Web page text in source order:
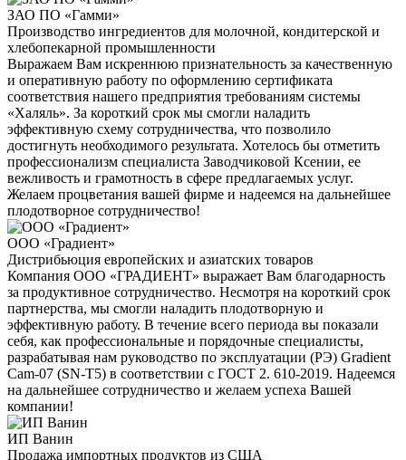
ЗАО ПО «Гамми»
Производство ингредиентов для молочной, кондитерской и
хлебопекарной промышленности
Выражаем Вам искреннюю признательность за качественную
и оперативную работу по оформлению сертификата
соответствия нашего предприятия требованиям системы
«Халяль». За короткий срок мы смогли наладить
эффективную схему сотрудничества, что позволило
достигнуть необходимого результата. Хотелось бы отметить
профессионализм специалиста Заводчиковой Ксении, ее
вежливость и грамотность в сфере предлагаемых услуг.
Желаем процветания вашей фирме и надеемся на дальнейшее
плодотворное сотрудничество!
ООО «Градиент»
Дистрибьюция европейских и азиатских товаров
Компания ООО «ГРАДИЕНТ» выражает Вам благодарность
за продуктивное сотрудничество. Несмотря на короткий срок
партнерства, мы смогли наладить плодотворную и
эффективную работу. В течение всего периода вы показали
себя, как профессиональные и порядочные специалисты,
разрабатывая нам руководство по эксплуатации (РЭ) Gradient
Cam-07 (SN-T5) в соответствии с ГОСТ 2. 610-2019. Надеемся
на дальнейшее сотрудничество и желаем успеха Вашей
компании!
ИП Ванин
Продажа импортных продуктов из США